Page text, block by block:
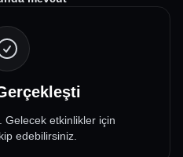
Gelecek etkinlikler için
edebilirsiniz.